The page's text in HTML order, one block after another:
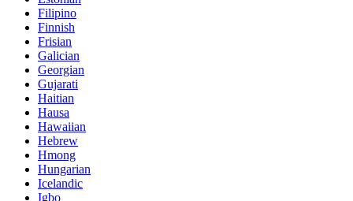
Filipino
Finnish
Frisian
Galician
Georgian
Gujarati
Haitian
Hausa
Hawaiian
Hebrew
Hmong
Hungarian
Icelandic
Igbo